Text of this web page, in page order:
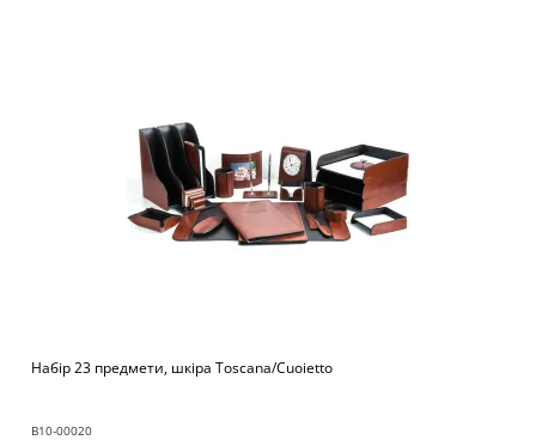
Набір 23 предмети, шкіра Toscana/Cuoietto
B10-00020